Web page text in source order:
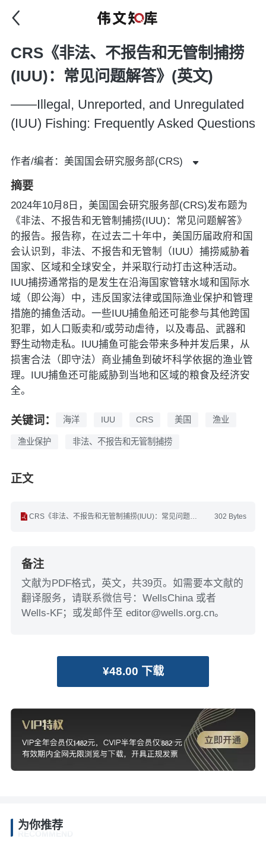
CRS《非法、不报告和无管制捕捞
(IUU)：常见问题解答》(英文)
——Illegal, Unreported, and Unregulated
(IUU) Fishing: Frequently Asked Questions
作者/编者：美国国会研究服务部(CRS)
摘要
2024年10月8日，美国国会研究服务部(CRS)发布题为
《非法、不报告和无管制捕捞(IUU)：常见问题解答》
的报告。报告称，在过去二十年中，美国历届政府和国
会认识到，非法、不报告和无管制（IUU）捕捞威胁着
国家、区域和全球安全，并采取行动打击这种活动。
IUU捕捞通常指的是发生在沿海国家管辖水域和国际水
域（即公海）中，违反国家法律或国际渔业保护和管理
措施的捕鱼活动。一些IUU捕鱼船还可能参与其他跨国
犯罪，如人口贩卖和/或劳动虐待，以及毒品、武器和
野生动物走私。IUU捕鱼可能会带来多种并发后果，从
损害合法（即守法）商业捕鱼到破坏科学依据的渔业管
理。IUU捕鱼还可能威胁到当地和区域的粮食及经济安
全。
关键词： 海洋 IUU CRS 美国 渔业
渔业保护 非法、不报告和无管制捕捞
正文
302 Bytes
CRS《非法、不报告和无管制捕捞(IUU)：常见问题解答》(英文).pdf
备注
文献为PDF格式，英文，共39页。如需要本文献的
翻译服务，请联系微信号：WellsChina 或者
Wells-KF；或发邮件至 editor@wells.org.cn。
¥48.00 下载
为你推荐